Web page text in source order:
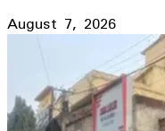
August 7, 2026